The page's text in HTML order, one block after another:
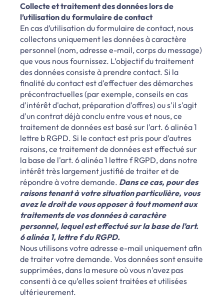
Collecte et traitement des données lors de
l’utilisation du formulaire de contact
En cas d’utilisation du formulaire de contact, nous
collectons uniquement les données à caractère
personnel (nom, adresse e-mail, corps du message)
que vous nous fournissez. L’objectif du traitement
des données consiste à prendre contact. Si la
finalité du contact est d'effectuer des démarches
précontractuelles (par exemple, conseils en cas
d'intérêt d'achat, préparation d'offres) ou s'il s'agit
d'un contrat déjà conclu entre vous et nous, ce
traitement de données est basé sur l'art. 6 alinéa 1
lettre b RGPD. Si le contact est pris pour d'autres
raisons, ce traitement de données est effectué sur
la base de l'art. 6 alinéa 1 lettre f RGPD, dans notre
intérêt très largement justifié de traiter et de
répondre à votre demande. Dans ce cas, pour des
raisons tenant à votre situation particulière, vous
avez le droit de vous opposer à tout moment aux
traitements de vos données à caractère
personnel, lequel est effectué sur la base de l’art.
6 alinéa 1, lettre f du RGPD.
Nous utilisons votre adresse e-mail uniquement afin
de traiter votre demande. Vos données sont ensuite
supprimées, dans la mesure où vous n’avez pas
consenti à ce qu’elles soient traitées et utilisées
ultérieurement.